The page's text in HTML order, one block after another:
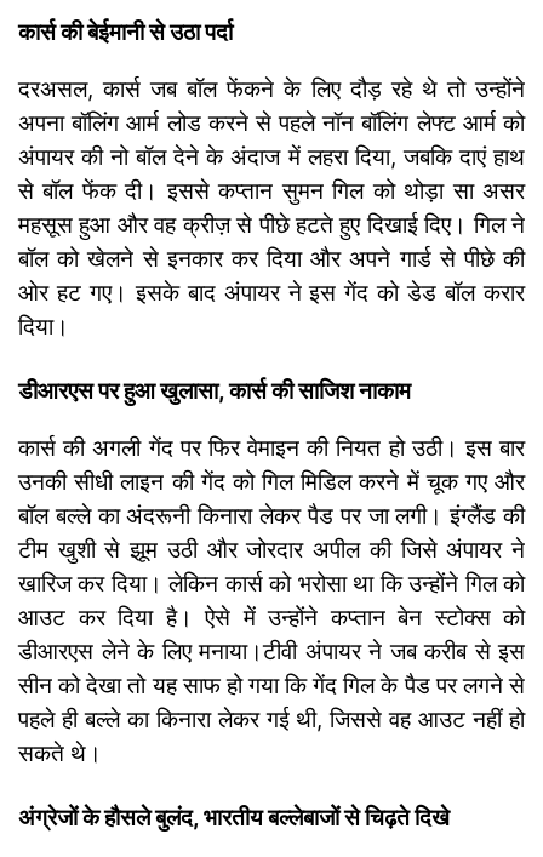
कार्स की बेईमानी से उठा पर्दा
दरअसल, कार्स जब बॉल फेंकने के लिए दौड़ रहे थे तो उन्होंने
अपना बॉलिंग आर्म लोड करने से पहले नॉन बॉलिंग लेफ्ट आर्म को
अंपायर की नो बॉल देने के अंदाज में लहरा दिया, जबकि दाएं हाथ
से बॉल फेंक दी। इससे कप्तान सुमन गिल को थोड़ा सा असर
महसूस हुआ और वह क्रीज़ से पीछे हटते हुए दिखाई दिए। गिल ने
बॉल को खेलने से इनकार कर दिया और अपने गार्ड से पीछे की
ओर हट गए। इसके बाद अंपायर ने इस गेंद को डेड बॉल करार
दिया।
डीआरएस पर हुआ खुलासा, कार्स की साजिश नाकाम
कार्स की अगली गेंद पर फिर वेमाइन की नियत हो उठी। इस बार
उनकी सीधी लाइन की गेंद को गिल मिडिल करने में चूक गए और
बॉल बल्ले का अंदरूनी किनारा लेकर पैड पर जा लगी। इंग्लैंड की
टीम खुशी से झूम उठी और जोरदार अपील की जिसे अंपायर ने
खारिज कर दिया। लेकिन कार्स को भरोसा था कि उन्होंने गिल को
आउट कर दिया है। ऐसे में उन्होंने कप्तान बेन स्टोक्स को
डीआरएस लेने के लिए मनाया।टीवी अंपायर ने जब करीब से इस
सीन को देखा तो यह साफ हो गया कि गेंद गिल के पैड पर लगने से
पहले ही बल्ले का किनारा लेकर गई थी, जिससे वह आउट नहीं हो
सकते थे।
अंग्रेजों के हौसले बुलंद, भारतीय बल्लेबाजों से चिढ़ते दिखे